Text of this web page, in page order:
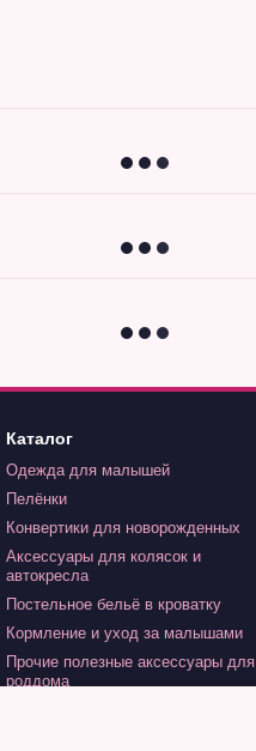
Каталог
Одежда для малышей
Пелёнки
Конвертики для новорожденных
Аксессуары для колясок и
автокресла
Постельное бельё в кроватку
Кормление и уход за малышами
Прочие полезные аксессуары для
роддома